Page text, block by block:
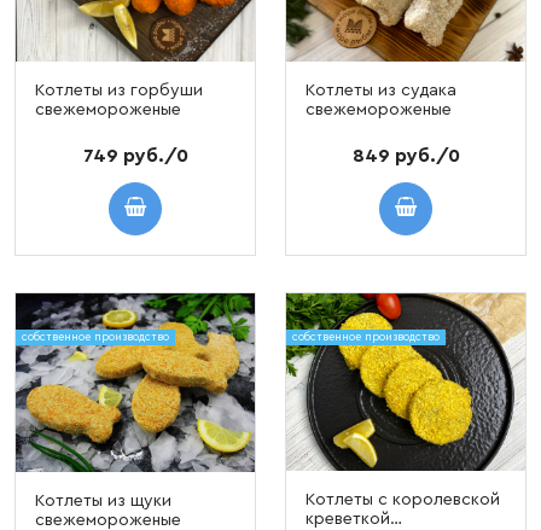
Котлеты из горбуши
свежемороженые
749 руб./0
Котлеты из судака
свежемороженые
849 руб./0
собственное производство
Котлеты из щуки
свежемороженые
собственное производство
Котлеты с королевской
креветкой